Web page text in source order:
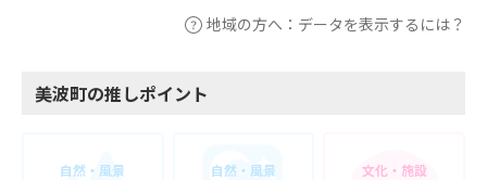
地域の方へ：データを表示するには？
美波町の推しポイント
自然・風景 自然・風景 文化・施設